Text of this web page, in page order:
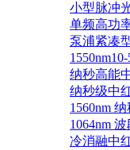
小型脉冲
单频高功
泵浦紧凑
纳秒高能
纳秒级中
1560nm
1064nm
冷消融中